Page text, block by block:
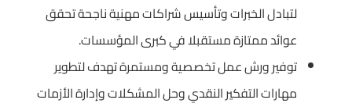
لتبادل الخبرات وتأسيس شراكات مهنية ناجحة تحقق
عوائد ممتازة مستقبلا في كبرى المؤسسات.
توفير ورش عمل تخصصية ومستمرة تهدف لتطوير
مهارات التفكير النقدي وحل المشكلات وإدارة الأزمات